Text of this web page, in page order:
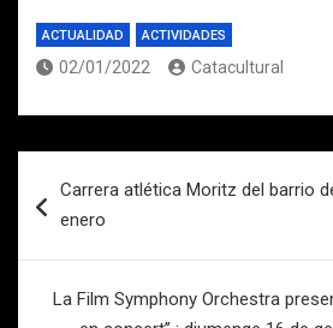
ACTUALIDAD ACTIVIDADES
02/01/2022 Catacultural
de
Carrera atlética Moritz del barrio
enero
La Film Symphony Orchestra